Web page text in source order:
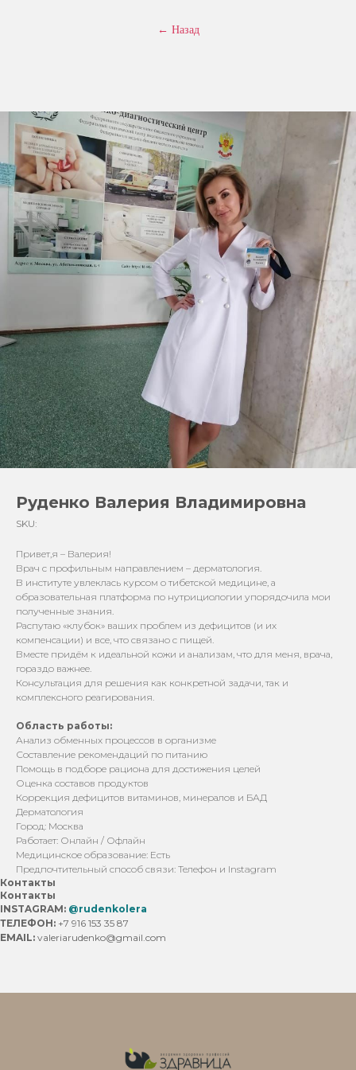
← Назад
Руденко Валерия Владимировна
SKU:
Привет,я – Валерия!
Врач с профильным направлением – дерматология.
В институте увлеклась курсом о тибетской медицине, а
образовательная платформа по нутрициологии упорядочила мои
полученные знания.
Распутаю «клубок» ваших проблем из дефицитов (и их
компенсации) и все, что связано с пищей.
Вместе придём к идеальной кожи и анализам, что для меня, врача,
гораздо важнее.
Консультация для решения как конкретной задачи, так и
комплексного реагирования.
Область работы:
Анализ обменных процессов в организме
Составление рекомендаций по питанию
Помощь в подборе рациона для достижения целей
Оценка составов продуктов
Коррекция дефицитов витаминов, минералов и БАД
Дерматология
Город: Москва
Работает: Онлайн / Офлайн
Медицинское образование: Есть
Предпочтительный способ связи: Телефон и Instagram
Контакты
Контакты
INSTAGRAM: @rudenkolera
ТЕЛЕФОН: +7 916 153 35 87
EMAIL: valeriarudenko@gmail.com